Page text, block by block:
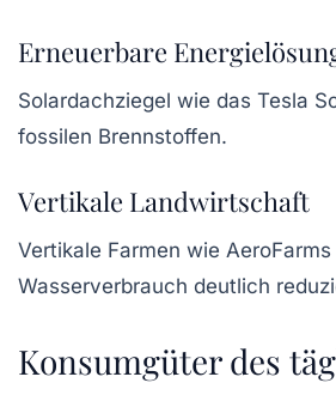
Erneuerbare
Solardachziegel wie das Tesla
fossilen Brennstoffen.
Vertikale Landwirtschaft
Vertikale Farmen wie AeroFarms
Wasserverbrauch deutlich
Konsumgüter des